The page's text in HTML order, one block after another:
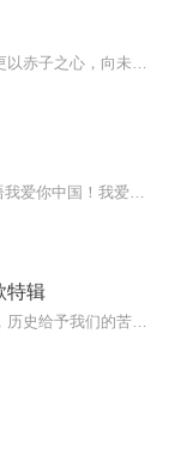
特辑